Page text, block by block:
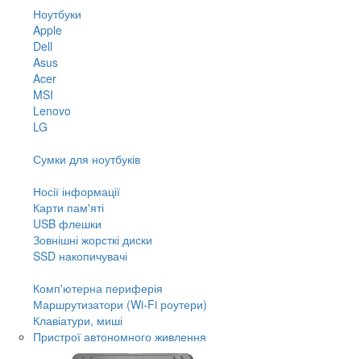
Ноутбуки
Apple
Dell
Asus
Acer
MSI
Lenovo
LG
Сумки для ноутбуків
Носії інформації
Карти пам'яті
USB флешки
Зовнішні жорсткі диски
SSD накопичувачі
Комп'ютерна периферія
Маршрутизатори (Wi-Fi роутери)
Клавіатури, миші
Пристрої автономного живлення